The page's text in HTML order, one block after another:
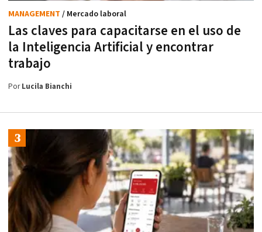
Las claves para capacitarse en el uso de
la Inteligencia Artificial y encontrar
trabajo
MANAGEMENT / Mercado laboral
PorLucila Bianchi